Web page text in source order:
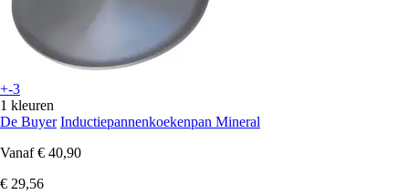
+-3
1 kleuren
De Buyer Inductiepannenkoekenpan Mineral
Vanaf € 40,90
€ 29,56